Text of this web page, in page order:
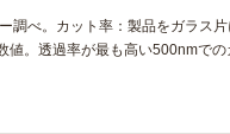
べ。カット率：製品をガラス
。透過率が最も高い500nmでの